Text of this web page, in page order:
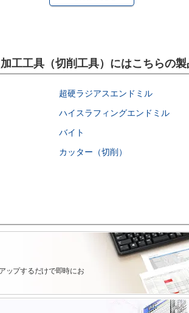
工工具（切削工具）にはこちらの製
超硬ラジアスエンドミル
ハイスラフィングエンドミル
バイト
カッター（切削）
ップするだけで即時にお